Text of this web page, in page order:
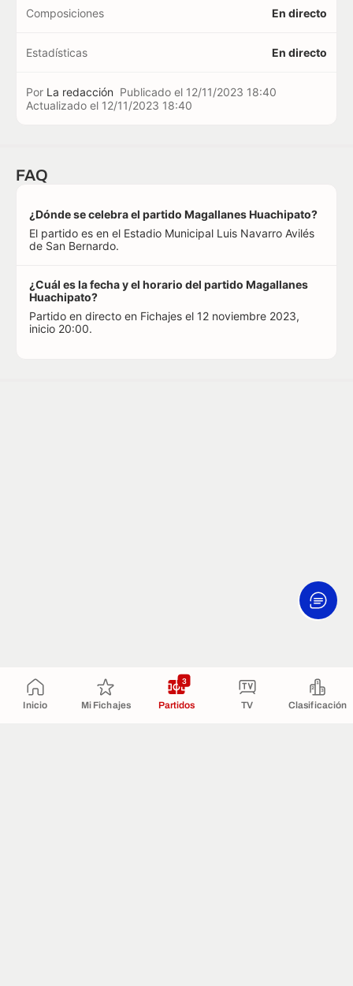
Inicio Mi Fichajes Partidos
3
TV Clasificación
Composiciones En directo
Estadísticas En directo
Por La redacción Publicado el 12/11/2023 18:40
Actualizado el 12/11/2023 18:40
FAQ
¿Dónde se celebra el partido Magallanes Huachipato?
El partido es en el Estadio Municipal Luis Navarro Avilés
de San Bernardo.
¿Cuál es la fecha y el horario del partido Magallanes
Huachipato?
Partido en directo en Fichajes el 12 noviembre 2023,
inicio 20:00.